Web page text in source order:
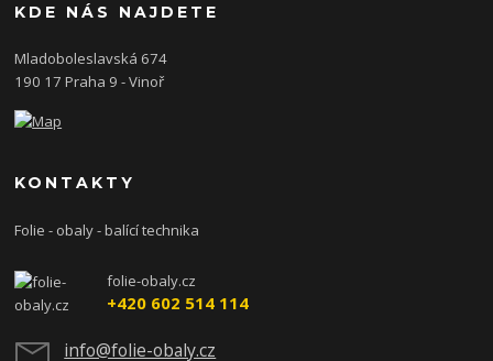
KDE NÁS NAJDETE
Mladoboleslavská 674
190 17 Praha 9 - Vinoř
KONTAKTY
Folie - obaly - balící technika
folie-obaly.cz
+420 602 514 114
info@folie-obaly.cz